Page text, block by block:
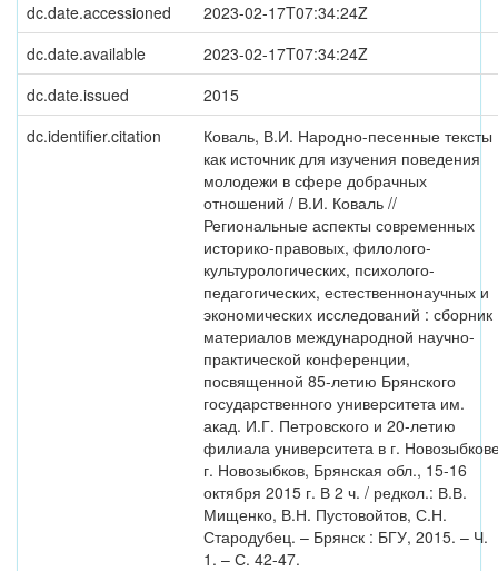
dc.date.accessioned
2023-02-17T07:34:24Z
dc.date.available
2023-02-17T07:34:24Z
dc.date.issued
2015
dc.identifier.citation
Коваль, В.И. Народно-песенные тексты
как источник для изучения поведения
молодежи в сфере добрачных
отношений / В.И. Коваль //
Региональные аспекты современных
историко-правовых, филолого-
культурологических, психолого-
педагогических, естественнонаучных и
экономических исследований : сборник
материалов международной научно-
практической конференции,
посвященной 85-летию Брянского
государственного университета им.
акад. И.Г. Петровского и 20-летию
филиала университета в г.
г. Новозыбков, Брянская обл., 15-16
октября 2015 г. В 2 ч. / редкол.: В.В.
Мищенко, В.Н. Пустовойтов, С.Н.
Стародубец. – Брянск : БГУ, 2015. – Ч.
1. – С. 42-47.